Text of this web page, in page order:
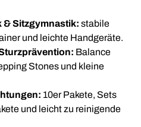
& Sitzgymnastik: stabile
und leichte Handgeräte.
Balance
Stones und kleine
10er Pakete, Sets
und leicht zu reinigende